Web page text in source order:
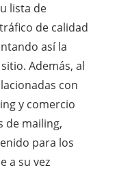
lista de
de calidad
así la
Además, al
con
y comercio
de mailing,
para los
a su vez